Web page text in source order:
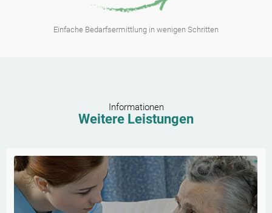
Einfache Bedarfsermittlung in wenigen Schritten
Informationen
Weitere Leistungen